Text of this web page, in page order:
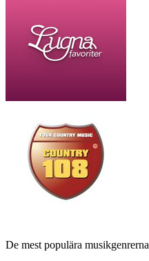
De mest populära musikgenrerna